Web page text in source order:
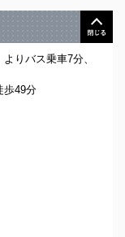
りバス乗車7分、
歩49分